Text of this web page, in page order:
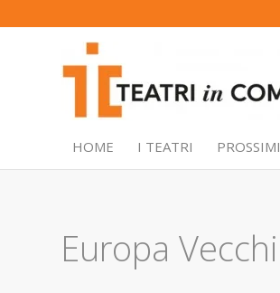
HOME I TEATRI
Europa